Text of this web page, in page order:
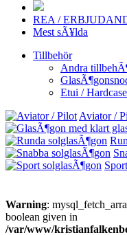
REA /
Mest sÃ¥lda
Tillbehör
Andra
Etui / Hardcase
Aviator /
Warning:
boolean given in
/var/www/